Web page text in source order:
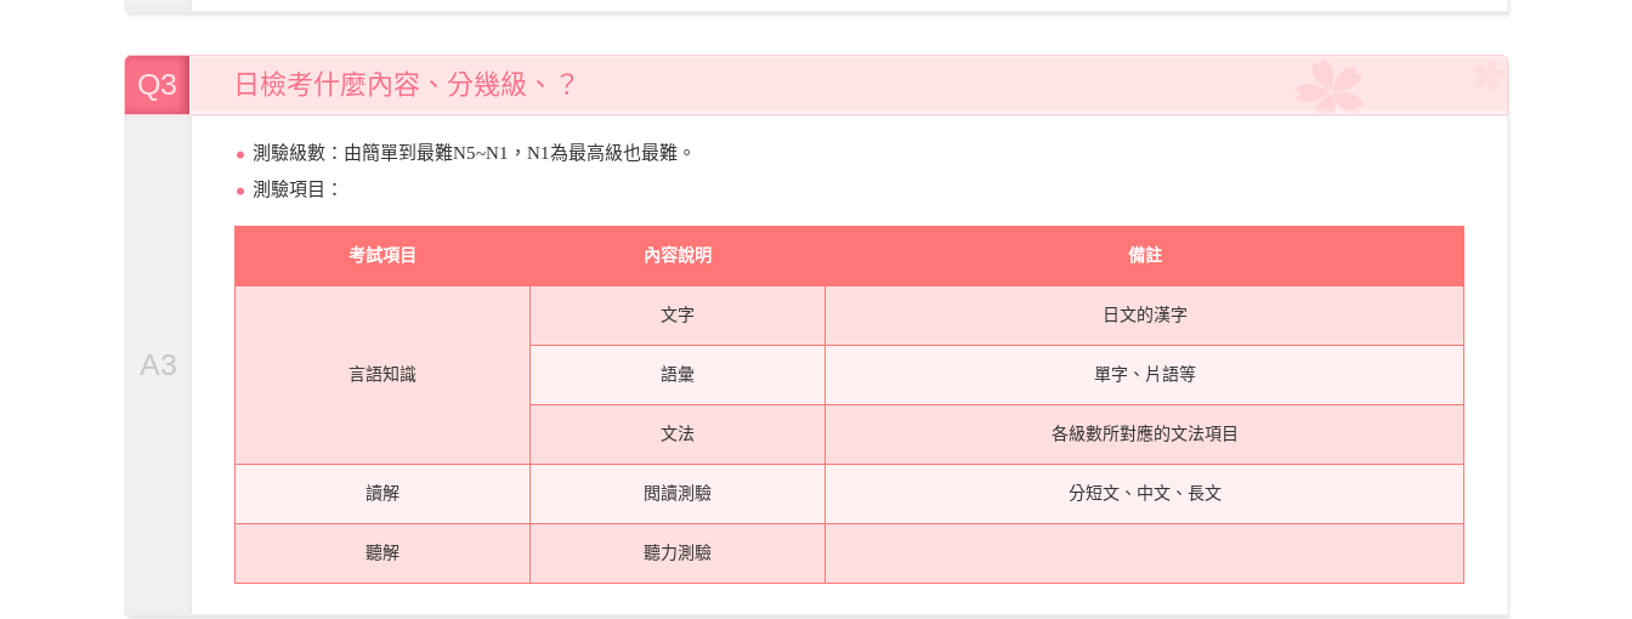
Q3 日檢考什麼內容、分幾級、？
A3
測驗級數：由簡單到最難N5~N1，N1為最高級也最難。
測驗項目：
考試項目 內容說明 備註
言語知識
文字 日文的漢字
語彙 單字、片語等
文法 各級數所對應的文法項目
讀解 閲讀測驗 分短文、中文、長文
聽解 聽力測驗